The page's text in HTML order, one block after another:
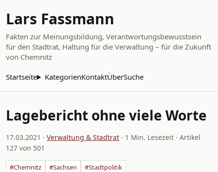
Lars Fassmann
Fakten zur Meinungsbildung, Verantwortungsbewusstsein
für den Stadtrat, Haltung für die Verwaltung – für die Zukunft
von Chemnitz
Startseite KategorienKontaktÜberSuche
Lagebericht ohne viele Worte
17.03.2021 · Verwaltung & Stadtrat · 1 Min. Lesezeit · Artikel
127 von 501
#Chemnitz #Sachsen #Stadtpolitik